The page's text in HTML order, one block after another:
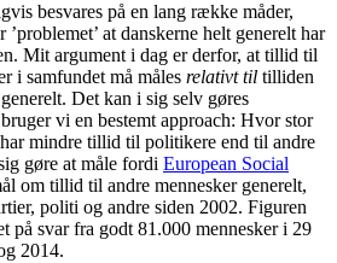
besvares på en lang række måder,
at danskerne helt generelt har
Mit argument i dag er derfor, at tillid til
i samfundet må måles relativt til tilliden
Det kan i sig selv gøres
vi en bestemt approach: Hvor stor
mindre tillid til politikere end til andre
gøre at måle fordi European Social
om tillid til andre mennesker generelt,
politi og andre siden 2002. Figuren
på svar fra godt 81.000 mennesker i 29
2014.